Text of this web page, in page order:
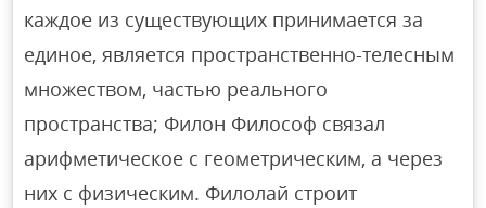
каждое из существующих принимается за
единое, является пространственно-телесным
множеством, частью реального
пространства; Филон Философ связал
арифметическое с геометрическим, а через
них с физическим. Филолай строит